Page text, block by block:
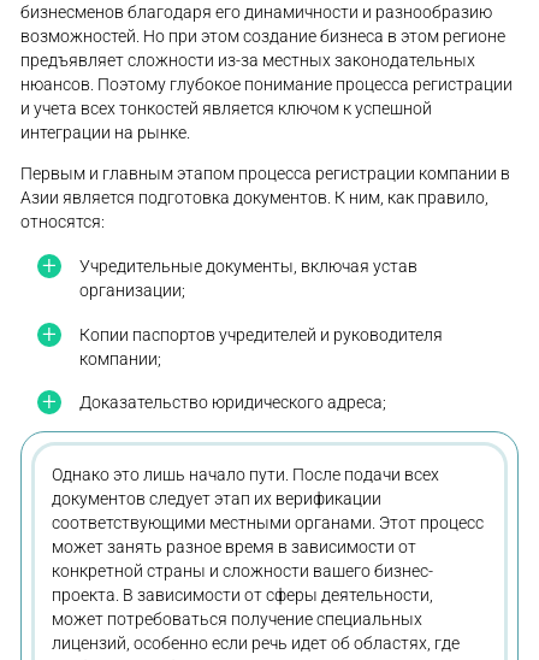
бизнесменов благодаря его динамичности и разнообразию
возможностей. Но при этом создание бизнеса в этом регионе
предъявляет сложности из-за местных законодательных
нюансов. Поэтому глубокое понимание процесса регистрации
и учета всех тонкостей является ключом к успешной
интеграции на рынке.
Первым и главным этапом процесса регистрации компании в
Азии является подготовка документов. К ним, как правило,
относятся:
Учредительные документы, включая устав
организации;
Копии паспортов учредителей и руководителя
компании;
Доказательство юридического адреса;
Однако это лишь начало пути. После подачи всех
документов следует этап их верификации
соответствующими местными органами. Этот процесс
может занять разное время в зависимости от
конкретной страны и сложности вашего бизнес-
проекта. В зависимости от сферы деятельности,
может потребоваться получение специальных
лицензий, особенно если речь идет об областях, где